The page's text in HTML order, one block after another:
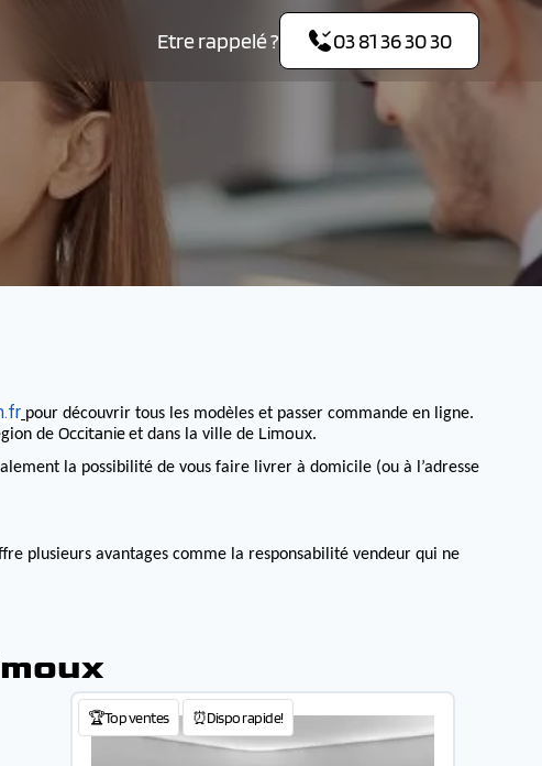
Etre rappelé ? 03 81 36 30 30
pour découvrir tous les modèles et passer commande en ligne.
de Occitanieet dans la ville de Limoux.
la possibilité de vous faire livrer à domicile (ou à l’adresse
plusieurs avantages comme la responsabilité vendeur qui ne
🏆Top ventes ⏰Dispo rapide!